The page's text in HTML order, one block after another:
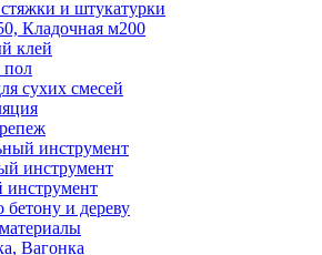
и штукатурки
Кладочная м200
клей
пол
сухих смесей
инструмент
инструмент
и дереву
Вагонка